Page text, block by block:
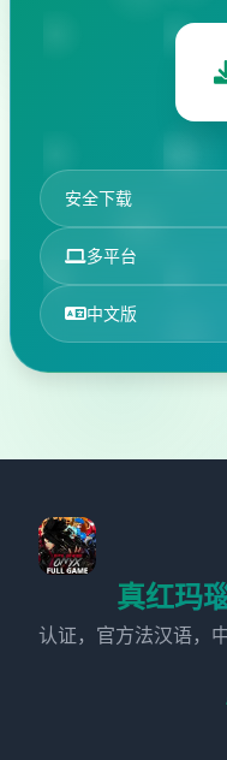
安全下载
多平台
中文版
真红玛
认证，官方法汉语，